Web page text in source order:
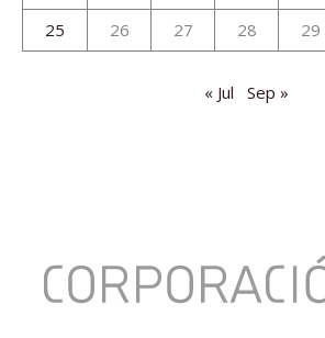
25
26 27 28 29
« Jul Sep »
León,
único